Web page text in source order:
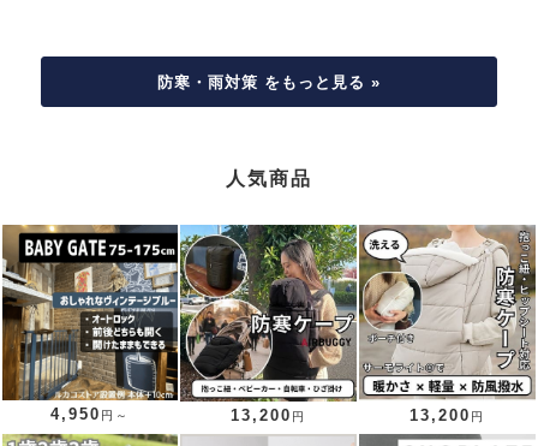
防寒・雨対策 をもっと見る »
人気商品
4,950 円～ 13,200 円 13,200 円